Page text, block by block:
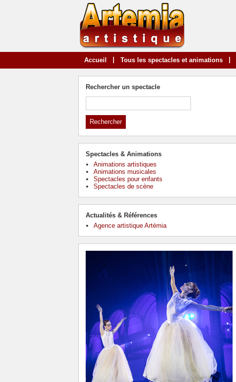
Accueil Tous les spectacles et animations
Rechercher un spectacle
Spectacles & Animations
Animations artistiques
Animations musicales
Spectacles pour enfants
Spectacles de scène
Actualités & Références
Agence artistique Artémia